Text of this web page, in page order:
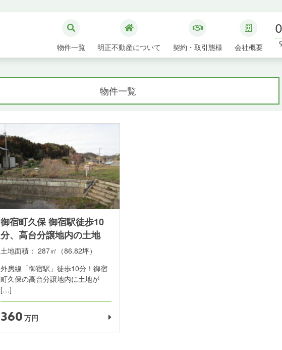
物件一覧 明正不動産について 契約・取引態様 会社概要
物件一覧
御宿町久保 御宿駅徒歩10
分、高台分譲地内の土地
土地面積： 287㎡（86.82坪）
外房線「御宿駅」徒歩10分！御宿
町久保の高台分譲地内に土地が
[…]
360万円